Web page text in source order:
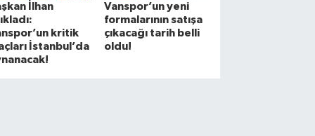
İlhan
kritik
İstanbul’da
Vanspor’un yeni
formalarının satışa
çıkacağı tarih belli
oldu!